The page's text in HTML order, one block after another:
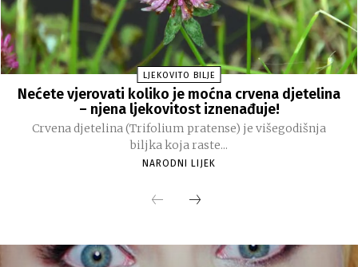
LJEKOVITO BILJE
Nećete vjerovati koliko je moćna crvena djetelina
– njena ljekovitost iznenađuje!
Crvena djetelina (Trifolium pratense) je višegodišnja
biljka koja raste...
NARODNI LIJEK